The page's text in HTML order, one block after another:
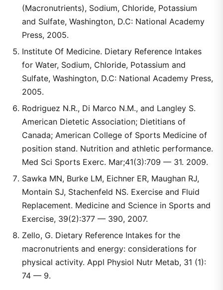
(Macronutrients), Sodium, Chloride, Potassium
and Sulfate, Washington, D.C: National Academy
Press, 2005.
Institute Of Medicine. Dietary Reference Intakes
for Water, Sodium, Chloride, Potassium and
Sulfate, Washington, D.C: National Academy Press,
2005.
Rodriguez N.R., Di Marco N.M., and Langley S.
American Dietetic Association; Dietitians of
Canada; American College of Sports Medicine of
position stand. Nutrition and athletic performance.
Med Sci Sports Exerc. Mar;41(3):709 — 31. 2009.
Sawka MN, Burke LM, Eichner ER, Maughan RJ,
Montain SJ, Stachenfeld NS. Exercise and Fluid
Replacement. Medicine and Science in Sports and
Exercise, 39(2):377 — 390, 2007.
Zello, G. Dietary Reference Intakes for the
macronutrients and energy: considerations for
physical activity. Appl Physiol Nutr Metab, 31 (1):
74 — 9.